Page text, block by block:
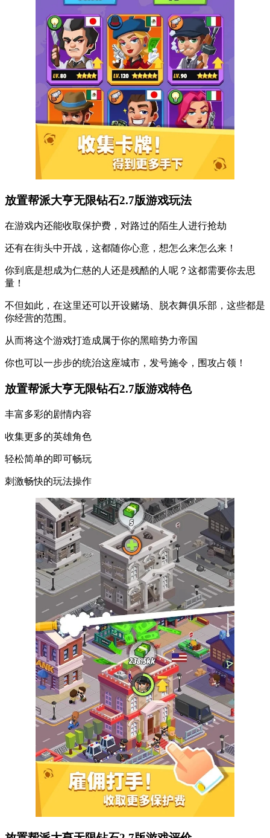
放置帮派大亨无限钻石2.7版游戏玩法
在游戏内还能收取保护费，对路过的陌生人进行抢劫
还有在街头中开战，这都随你心意，想怎么来怎么来！
你到底是想成为仁慈的人还是残酷的人呢？这都需要你去思
量！
不但如此，在这里还可以开设赌场、脱衣舞俱乐部，这些都是
你经营的范围。
从而将这个游戏打造成属于你的黑暗势力帝国
你也可以一步步的统治这座城市，发号施令，围攻占领！
放置帮派大亨无限钻石2.7版游戏特色
丰富多彩的剧情内容
收集更多的英雄角色
轻松简单的即可畅玩
刺激畅快的玩法操作